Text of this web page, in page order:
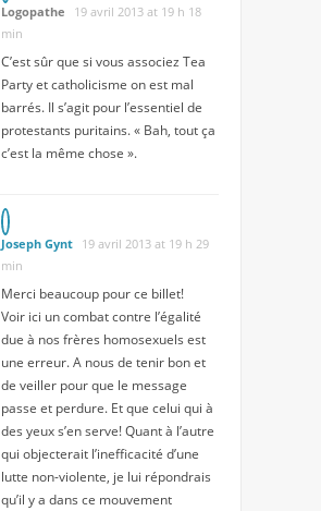
Logopathe
19 avril 2013 at 19 h 18
min
C’est sûr que si vous associez Tea
Party et catholicisme on est mal
barrés. Il s’agit pour l’essentiel de
protestants puritains. « Bah, tout ça
c’est la même chose ».
Joseph Gynt 19 avril 2013 at 19 h 29
min
Merci beaucoup pour ce billet!
Voir ici un combat contre l’égalité
due à nos frères homosexuels est
une erreur. A nous de tenir bon et
de veiller pour que le message
passe et perdure. Et que celui qui à
des yeux s’en serve! Quant à l’autre
qui objecterait l’inefficacité d’une
lutte non-violente, je lui répondrais
qu’il y a dans ce mouvement